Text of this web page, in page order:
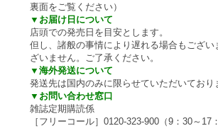
裏面をご覧ください）
▼お届け日について
店頭での発売日を目安とします。
但し、諸般の事情により遅れる場合もござ
ざいません。ご了承ください。
▼海外発送について
発送先は国内のみに限らせていただいており
▼お問い合わせ窓口
雑誌定期購読係
［フリーコール］0120-323-900（9：30～17